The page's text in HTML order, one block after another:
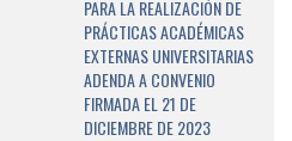
PARA LA REALIZACIÓN DE
PRÁCTICAS ACADÉMICAS
EXTERNAS UNIVERSITARIAS
ADENDA A CONVENIO
FIRMADA EL 21 DE
DICIEMBRE DE 2023